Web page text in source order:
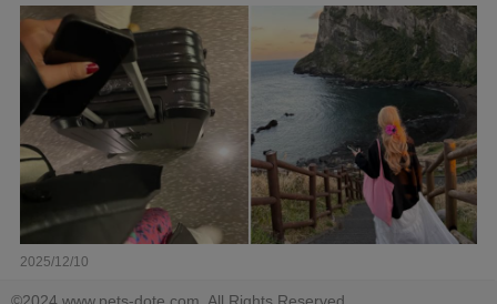
2025/12/10
©2024 www.pets-dote.com. All Rights Reserved.